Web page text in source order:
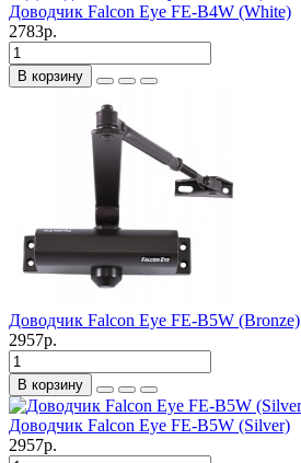
Доводчик Falcon Eye FE-B4W (White)
2783р.
В корзину
Доводчик Falcon Eye FE-B5W (Bronze)
2957р.
В корзину
Доводчик Falcon Eye FE-B5W (Silver)
2957р.